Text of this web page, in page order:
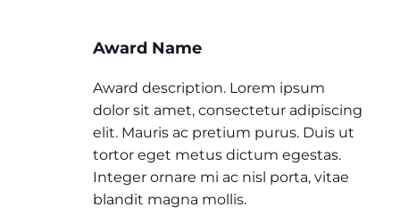
Award Name
Award description. Lorem ipsum
dolor sit amet, consectetur adipiscing
elit. Mauris ac pretium purus. Duis ut
tortor eget metus dictum egestas.
Integer ornare mi ac nisl porta, vitae
blandit magna mollis.